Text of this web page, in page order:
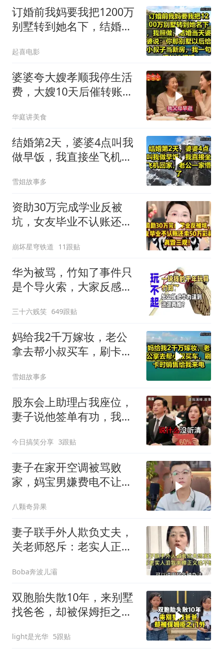
订婚前我妈要我把1200万
别墅转到她名下，结婚当
叔子当新房
起喜电影
婆婆夸大嫂孝顺我停生活
费，大嫂10天后催转账，
华庭讲美食
结婚第2天，婆婆4点叫我
做早饭，我直接坐飞机回
雪姐故事多
资助30万完成学业反被
坑，女友毕业不认账还索
崩坏星穹铁道 11跟贴
华为被骂，竹知了事件只
是个导火索，大家反感的
三十六贱笑 649跟贴
妈给我2千万嫁妆，老公
拿去帮小叔买车，刷卡时
雪姐故事多
股东会上助理占我座位，
妻子说他签单有功，我抛
给他当
今日搞笑分享 3跟贴
妻子在家开空调被骂败
家，妈宝男嫌费电不让
八颗奇异果
妻子联手外人欺负丈夫，
关老师怒斥：老实人正义
Boba奔波儿灞
双胞胎失散10年，来别墅
找爸爸，却被保姆拒之门
light是光华 5跟贴